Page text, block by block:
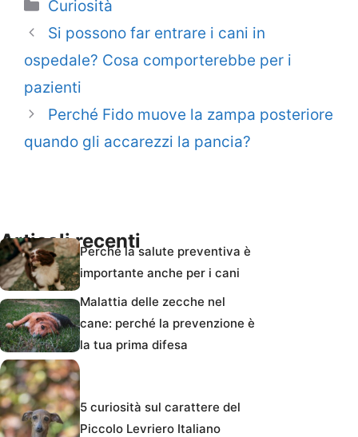
Curiosità
Si possono far entrare i cani in
ospedale? Cosa comporterebbe per i
pazienti
Perché Fido muove la zampa posteriore
quando gli accarezzi la pancia?
Articoli recentiPerché la salute preventiva è
importante anche per i cani
Malattia delle zecche nel
cane: perché la prevenzione è
la tua prima difesa
5 curiosità sul carattere del
Piccolo Levriero Italiano